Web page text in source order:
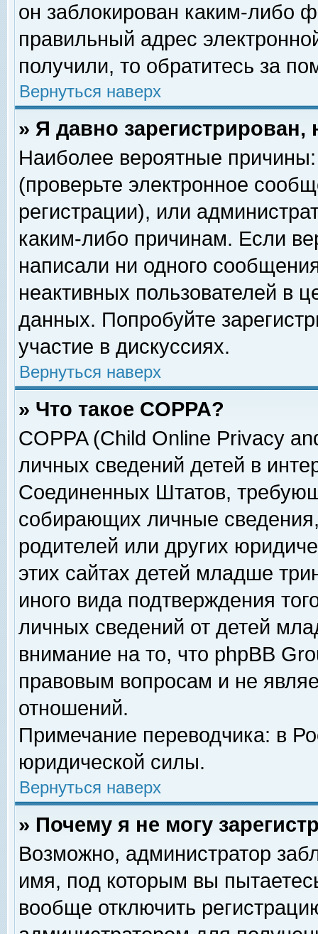
он заблокирован каким-либо
правильный адрес
получили, то обратитесь за
Вернуться наверх
» Я давно
Наиболее вероятные
(проверьте электронное
регистрации), или
каким-либо причинам. Если
написали ни одного
неактивных пользователей в
данных. Попробуйте
участие в дискуссиях.
Вернуться наверх
» Что такое COPPA?
COPPA (Child Online Privacy
личных сведений детей в
Соединенных Штатов,
собирающих личные
родителей или других
этих сайтах детей младше
иного вида подтверждения
личных сведений от детей
внимание на то, что phpBB
правовым вопросам и не
отношений.
Примечание переводчика: в
юридической силы.
Вернуться наверх
» Почему я не могу
Возможно, администратор
имя, под которым вы
вообще отключить